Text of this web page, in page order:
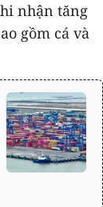
nhận tăng
gồm cá và